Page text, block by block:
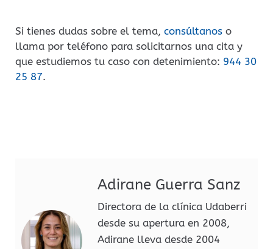
Si tienes dudas sobre el tema, consúltanos o
llama por teléfono para solicitarnos una cita y
que estudiemos tu caso con detenimiento: 944 30
25 87.
Adirane Guerra Sanz
Directora de la clínica Udaberri
desde su apertura en 2008,
Adirane lleva desde 2004